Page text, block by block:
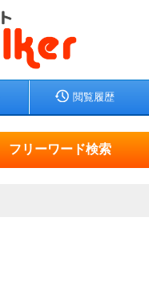
閲覧履歴
フリーワード検索